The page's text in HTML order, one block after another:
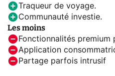
Traqueur de voyage.
Communauté investie.
Les moins
Fonctionnalités premium
Application
Partage parfois intrusif